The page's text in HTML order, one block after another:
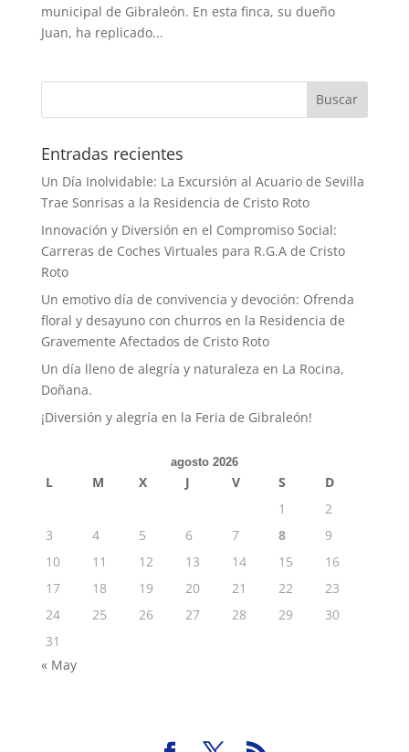
municipal de Gibraleón. En esta finca, su dueño
Juan, ha replicado...
Buscar
Entradas recientes
Un Día Inolvidable: La Excursión al Acuario de Sevilla
Trae Sonrisas a la Residencia de Cristo Roto
Innovación y Diversión en el Compromiso Social:
Carreras de Coches Virtuales para R.G.A de Cristo
Roto
Un emotivo día de convivencia y devoción: Ofrenda
floral y desayuno con churros en la Residencia de
Gravemente Afectados de Cristo Roto
Un día lleno de alegría y naturaleza en La Rocina,
Doñana.
¡Diversión y alegría en la Feria de Gibraleón!
agosto 2026
L M X J V S
D
1
2
3
4 5 6 7 8
9
10
11 12 13 14 15
16
17
18 19 20 21 22
23
24
25 26 27 28 29
30
31
« May